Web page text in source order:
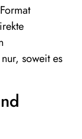
soweit es